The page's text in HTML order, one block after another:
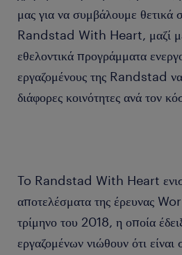
μας για να συμβάλουμε θετικά
Randstad With Heart, μαζί με
εθελοντικά προγράμματα
εργαζομένους της Randstad
διάφορες κοινότητες ανά τον
To Randstad With Heart
αποτελέσματα της έρευνας
τρίμηνο του 2018, η οποία
εργαζομένων νιώθουν ότι είναι